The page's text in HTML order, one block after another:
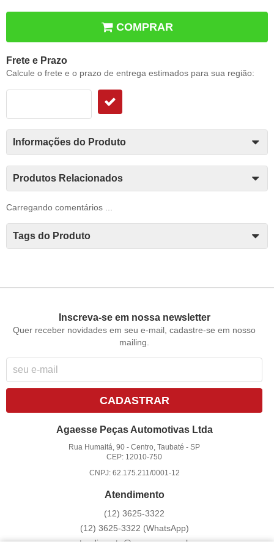
COMPRAR
Frete e Prazo
Calcule o frete e o prazo de entrega estimados para sua região:
Informações do Produto
Produtos Relacionados
Carregando comentários ...
Tags do Produto
Inscreva-se em nossa newsletter
Quer receber novidades em seu e-mail, cadastre-se em nosso
mailing.
CADASTRAR
Agaesse Peças Automotivas Ltda
Rua Humaitá, 90 -Centro, Taubaté -SP
CEP: 12010-750
CNPJ: 62.175.211/0001-12
Atendimento
(12) 3625-3322
(12) 3625-3322 (WhatsApp)